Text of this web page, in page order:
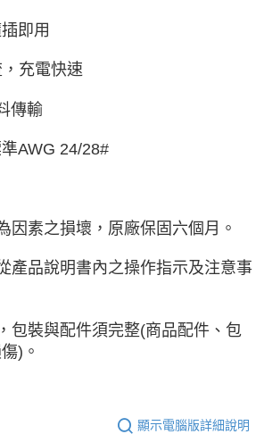
即用
充電快速
傳輸
AWG 24/28#
因素之損壞，原廠保固六個月。
產品說明書內之操作指示及注意事
包裝與配件須完整(商品配件、包
)。
顯示電腦版詳細說明